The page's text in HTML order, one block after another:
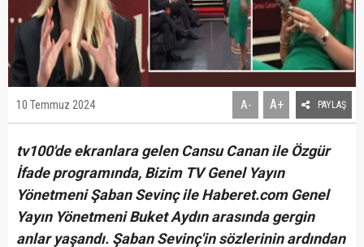
10 Temmuz 2024 A- A+ PAYLAŞ
tv100'de ekranlara gelen Cansu Canan ile Özgür
İfade programında, Bizim TV Genel Yayın
Yönetmeni Şaban Sevinç ile Haberet.com Genel
Yayın Yönetmeni Buket Aydın arasında gergin
anlar yaşandı. Şaban Sevinç'in sözlerinin ardından